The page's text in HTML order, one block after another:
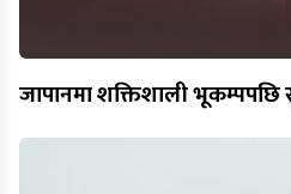
जापानमा शक्तिशाली भूकम्पपछि